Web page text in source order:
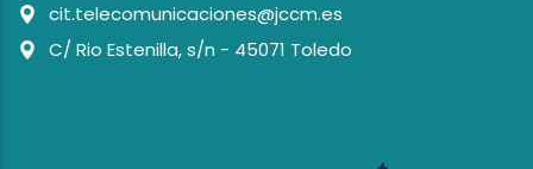
cit.telecomunicaciones@jccm.es
C/ Rio Estenilla, s/n - 45071 Toledo